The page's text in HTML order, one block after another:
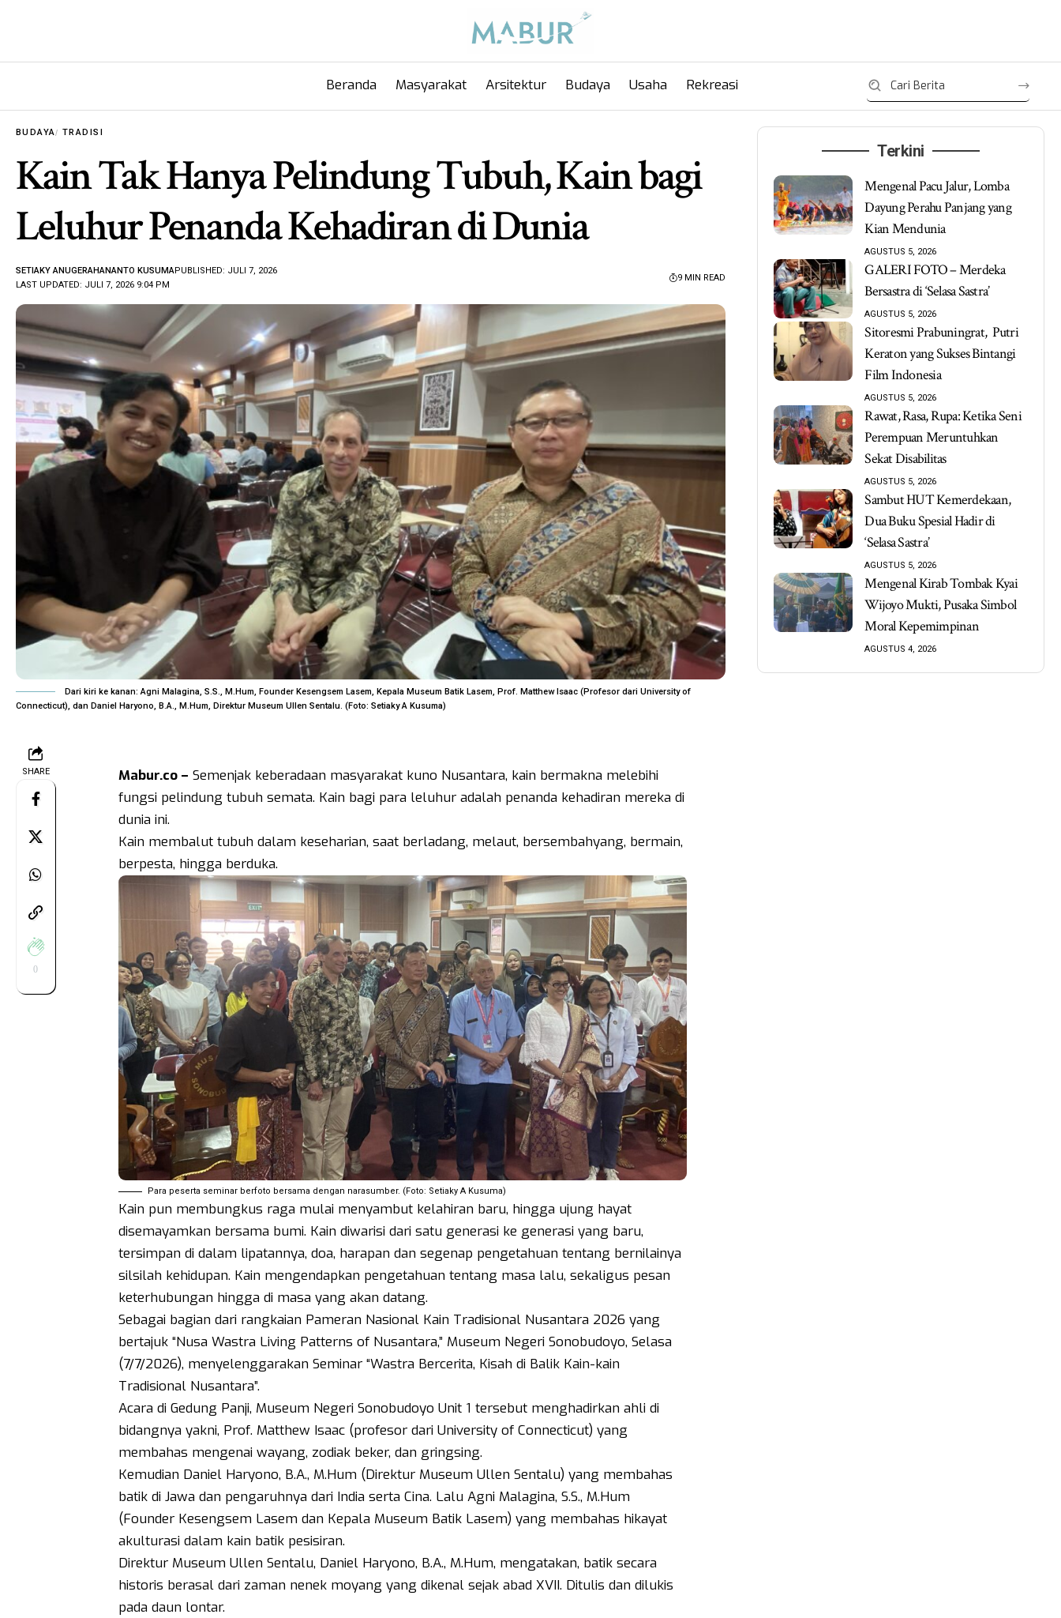
Beranda Masyarakat Arsitektur Budaya Usaha Rekreasi
BUDAYA TRADISI
Kain Tak Hanya Pelindung Tubuh, Kain bagi
Leluhur Penanda Kehadiran di Dunia
LAST UPDATED: JULI 7, 2026 9:04 PM
SETIAKY ANUGERAHANANTO KUSUMAPUBLISHED: JULI 7, 2026
9 MIN READ
Dari kiri ke kanan: Agni Malagina, S.S., M.Hum, Founder Kesengsem Lasem, Kepala Museum Batik Lasem, Prof. Matthew Isaac (Profesor dari University of
Connecticut), dan Daniel Haryono, B.A., M.Hum, Direktur Museum Ullen Sentalu. (Foto: Setiaky A Kusuma)
SHARE
0
Mabur.co – Semenjak keberadaan masyarakat kuno Nusantara, kain bermakna melebihi
fungsi pelindung tubuh semata. Kain bagi para leluhur adalah penanda kehadiran mereka di
dunia ini.
Kain membalut tubuh dalam keseharian, saat berladang, melaut, bersembahyang, bermain,
berpesta, hingga berduka.
Para peserta seminar berfoto bersama dengan narasumber. (Foto: Setiaky A Kusuma)
Kain pun membungkus raga mulai menyambut kelahiran baru, hingga ujung hayat
disemayamkan bersama bumi. Kain diwarisi dari satu generasi ke generasi yang baru,
tersimpan di dalam lipatannya, doa, harapan dan segenap pengetahuan tentang bernilainya
silsilah kehidupan. Kain mengendapkan pengetahuan tentang masa lalu, sekaligus pesan
keterhubungan hingga di masa yang akan datang.
Sebagai bagian dari rangkaian Pameran Nasional Kain Tradisional Nusantara 2026 yang
bertajuk “Nusa Wastra Living Patterns of Nusantara,” Museum Negeri Sonobudoyo, Selasa
(7/7/2026), menyelenggarakan Seminar “Wastra Bercerita, Kisah di Balik Kain-kain
Tradisional Nusantara”.
Acara di Gedung Panji, Museum Negeri Sonobudoyo Unit 1 tersebut menghadirkan ahli di
bidangnya yakni, Prof. Matthew Isaac (profesor dari University of Connecticut) yang
membahas mengenai wayang, zodiak beker, dan gringsing.
Kemudian Daniel Haryono, B.A., M.Hum (Direktur Museum Ullen Sentalu) yang membahas
batik di Jawa dan pengaruhnya dari India serta Cina. Lalu Agni Malagina, S.S., M.Hum
(Founder Kesengsem Lasem dan Kepala Museum Batik Lasem) yang membahas hikayat
akulturasi dalam kain batik pesisiran.
Direktur Museum Ullen Sentalu, Daniel Haryono, B.A., M.Hum, mengatakan, batik secara
historis berasal dari zaman nenek moyang yang dikenal sejak abad XVII. Ditulis dan dilukis
pada daun lontar.
Terkini
Mengenal Pacu Jalur, Lomba
Dayung Perahu Panjang yang
Kian Mendunia
AGUSTUS 5, 2026
GALERI FOTO – Merdeka
Bersastra di ‘Selasa Sastra’
AGUSTUS 5, 2026
Sitoresmi Prabuningrat, Putri
Keraton yang Sukses Bintangi
Film Indonesia
AGUSTUS 5, 2026
Rawat, Rasa, Rupa: Ketika Seni
Perempuan Meruntuhkan
Sekat Disabilitas
AGUSTUS 5, 2026
Sambut HUT Kemerdekaan,
Dua Buku Spesial Hadir di
‘Selasa Sastra’
AGUSTUS 5, 2026
Mengenal Kirab Tombak Kyai
Wijoyo Mukti, Pusaka Simbol
Moral Kepemimpinan
AGUSTUS 4, 2026